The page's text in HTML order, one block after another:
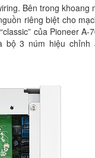
Bên trong khoang
riêng biệt cho
của Pioneer A-
3 núm hiệu chỉnh